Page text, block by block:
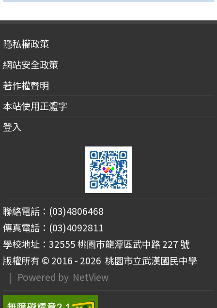
隱私權政策
網站安全政策
著作權聲明
本站使用正體字
登入
聯絡電話：(03)4806468
傳真電話：(03)4092811
學校地址：32555 桃園市龍潭區武中路 227 號
版權所有 © 2016 - 2026 桃園市立武漢國民中學
| Powered by NetView